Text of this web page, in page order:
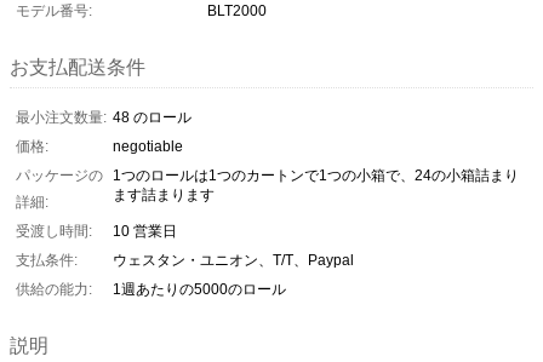
モデル番号:
BLT2000
お支払配送条件
最小注文数量: 48 のロール
価格:
negotiable
パッケージの
詳細:
1つのロールは1つのカートンで1つの小箱で、24の小箱詰まり
ます詰まります
受渡し時間:
10 営業日
支払条件:
ウェスタン・ユニオン、T/T、Paypal
供給の能力:
1週あたりの5000のロール
説明